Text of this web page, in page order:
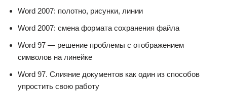
Word 2007: полотно, рисунки, линии
Word 2007: смена формата сохранения файла
Word 97 — решение проблемы с отображением
символов на линейке
Word 97. Слияние документов как один из способов
упростить свою работу